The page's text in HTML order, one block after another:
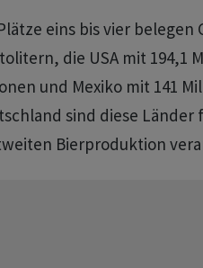
eins bis vier belegen
die USA mit 194,1
und Mexiko mit 141
sind diese Länder
Bierproduktion